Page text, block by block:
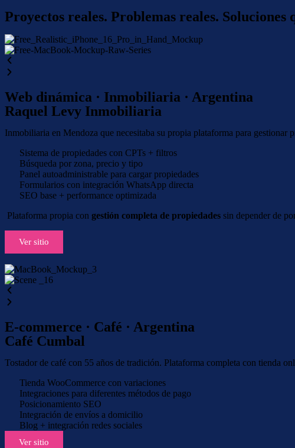
Proyectos reales. Problemas reales. Soluciones
Web dinámica · Inmobiliaria · Argentina
Raquel Levy Inmobiliaria
Inmobiliaria en Mendoza que necesitaba su propia plataforma para
Sistema de propiedades con CPTs + filtros
Búsqueda por zona, precio y tipo
Panel autoadministrable para cargar propiedades
Formularios con integración WhatsApp directa
SEO base + performance optimizada
Plataforma propia con gestión completa de propiedades sin depender de
Ver sitio
E-commerce · Café · Argentina
Café Cumbal
Tostador de café con 55 años de tradición. Plataforma completa con tienda
Tienda WooCommerce con variaciones
Integraciones para diferentes métodos de pago
Posicionamiento SEO
Integración de envíos a domicilio
Blog + integración redes sociales
Ver sitio